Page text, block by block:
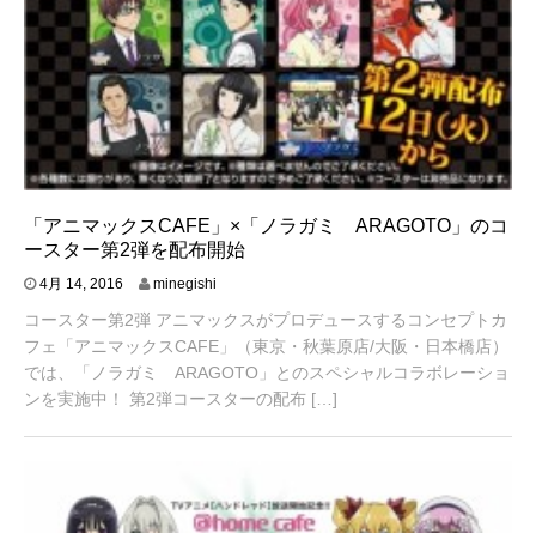
「アニマックスCAFE」×「ノラガミ ARAGOTO」のコ
ースター第2弾を配布開始
4月 14, 2016
1
3
2
0
minegishi
コースター第2弾 アニマックスがプロデュースするコンセプトカ
フェ「アニマックスCAFE」（東京・秋葉原店/大阪・日本橋店）
では、「ノラガミ ARAGOTO」とのスペシャルコラボレーショ
ンを実施中！ 第2弾コースターの配布 […]